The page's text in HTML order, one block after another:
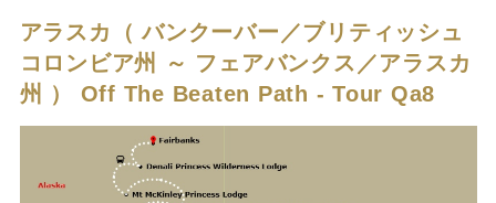
アラスカ（ バンクーバー／ブリティッシュ
コロンビア州 ～ フェアバンクス／アラスカ
州 ） Off The Beaten Path - Tour Qa8